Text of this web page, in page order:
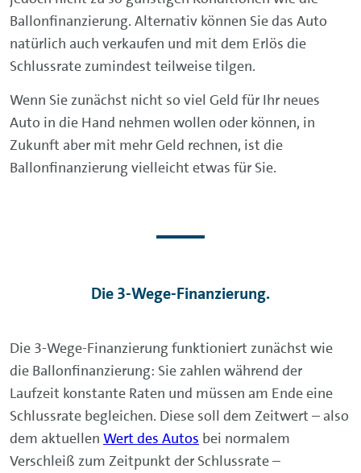
Ballonfinanzierung. Alternativ können Sie das Auto
natürlich auch verkaufen und mit dem Erlös die
Schlussrate zumindest teilweise tilgen.
Wenn Sie zunächst nicht so viel Geld für Ihr neues
Auto in die Hand nehmen wollen oder können, in
Zukunft aber mit mehr Geld rechnen, ist die
Ballonfinanzierung vielleicht etwas für Sie.
Die 3-Wege-Finanzierung.
Die 3-Wege-Finanzierung funktioniert zunächst wie
die Ballonfinanzierung: Sie zahlen während der
Laufzeit konstante Raten und müssen am Ende eine
Schlussrate begleichen. Diese soll dem Zeitwert – also
dem aktuellen Wert des Autos bei normalem
Verschleiß zum Zeitpunkt der Schlussrate –